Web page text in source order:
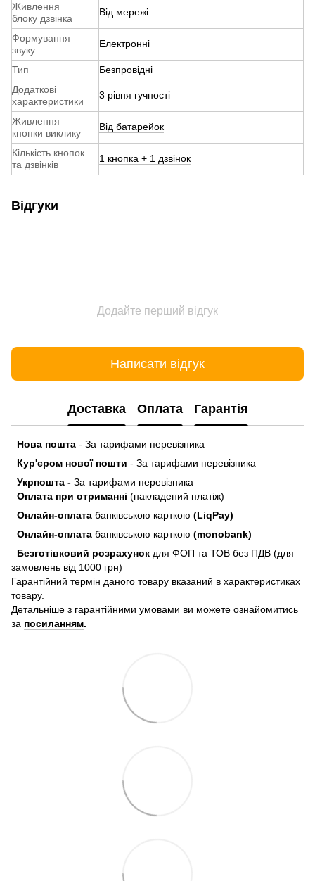
Живлення
блоку дзвінка
Від мережі
Формування
звуку
Електронні
Тип
Безпровідні
Додаткові
характеристики
3 рівня гучності
Живлення
кнопки виклику
Від батарейок
Кількість кнопок
та дзвінків
1 кнопка + 1 дзвінок
Відгуки
Додайте перший відгук
Написати відгук
Доставка Оплата Гарантія
Нова пошта - За тарифами перевізника
Кур'єром нової пошти - За тарифами перевізника
Укрпошта - За тарифами перевізника
Оплата при отриманні (накладений платіж)
Онлайн-оплата банківською карткою (LiqPay)
Онлайн-оплата банківською карткою (monobank)
Безготівковий розрахунок для ФОП та ТОВ без ПДВ (для
замовлень від 1000 грн)
Гарантійний термін даного товару вказаний в характеристиках
товару.
Детальніше з гарантійними умовами ви можете ознайомитись
за посиланням.